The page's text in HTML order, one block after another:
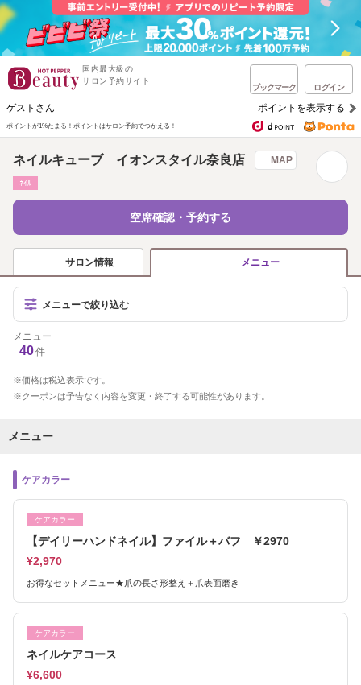
国内最大級の
サロン予約サイト
ブックマーク ログイン
ゲストさん ポイントを表示する
ポイントが1%たまる！ ポイントはサロン予約でつかえる！
ネイルキューブ イオンスタイル奈良店 MAP
ﾈｲﾙ
空席確認・予約する
サロン情報 メニュー
メニューで絞り込む
メニュー
40件
価格は税込表示です。
クーポンは予告なく内容を変更・終了する可能性があります。
メニュー
ケアカラー
ケアカラー
【デイリーハンドネイル】ファイル＋バフ ￥2970
¥2,970
お得なセットメニュー★爪の長さ形整え＋爪表面磨き
ケアカラー
ネイルケアコース
¥6,600